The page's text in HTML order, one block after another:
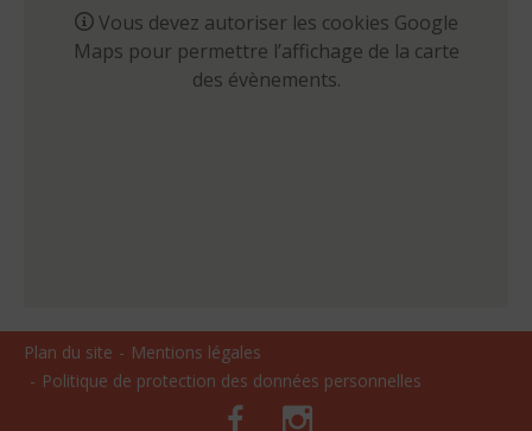
Vous devez autoriser les cookies Google
Maps pour permettre l’affichage de la carte
des évènements.
Plan du site
Mentions légales
Politique de protection des données personnelles
Facebook